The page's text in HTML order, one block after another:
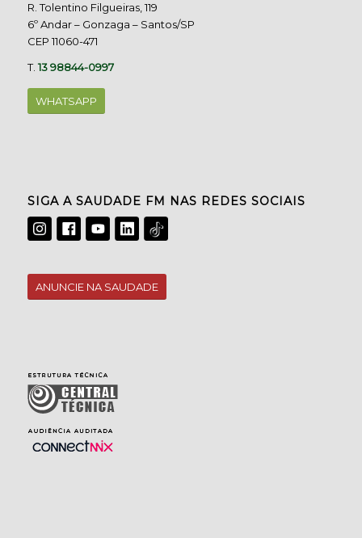
R. Tolentino Filgueiras, 119
6º Andar – Gonzaga – Santos/SP
CEP 11060-471
T.13 98844-0997
WHATSAPP
SIGA A SAUDADE FM NAS REDES SOCIAIS
ANUNCIE NA SAUDADE